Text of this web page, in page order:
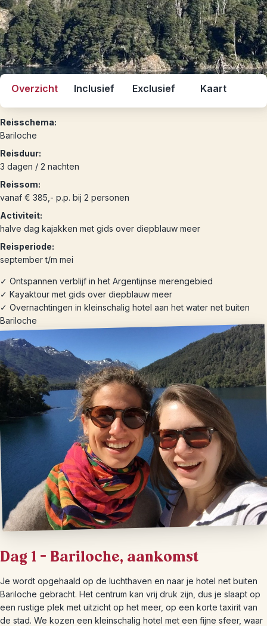
Overzicht Inclusief Exclusief Kaart
Reisschema:
Bariloche
Reisduur:
3 dagen / 2 nachten
Reissom:
vanaf € 385,- p.p. bij 2 personen
Activiteit:
halve dag kajakken met gids over diepblauw meer
Reisperiode:
september t/m mei
✓ Ontspannen verblijf in het Argentijnse merengebied
✓ Kayaktour met gids over diepblauw meer
✓ Overnachtingen in kleinschalig hotel aan het water net buiten
Bariloche
Dag 1 – Bariloche, aankomst
Je wordt opgehaald op de luchthaven en naar je hotel net buiten
Bariloche gebracht. Het centrum kan vrij druk zijn, dus je slaapt op
een rustige plek met uitzicht op het meer, op een korte taxirit van
de stad. We kozen een kleinschalig hotel met een fijne sfeer, waar